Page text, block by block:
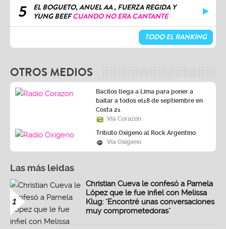
5
EL BOGUETO, ANUEL AA , FUERZA REGIDA Y
YUNG BEEFCUANDO NO ERA CANTANTE
TODO EL RANKING
OTROS MEDIOS
Bacilos llega a Lima para poner a
bailar a todos el18 de septiembre en
Costa 21
Vía Corazón
Tributo Oxígeno al Rock Argentino
Vía Oxígeno
Las más leidas
1
Christian Cueva le confesó a Pamela
López que le fue infiel con Melissa
Klug: "Encontré unas conversaciones
muy comprometedoras"